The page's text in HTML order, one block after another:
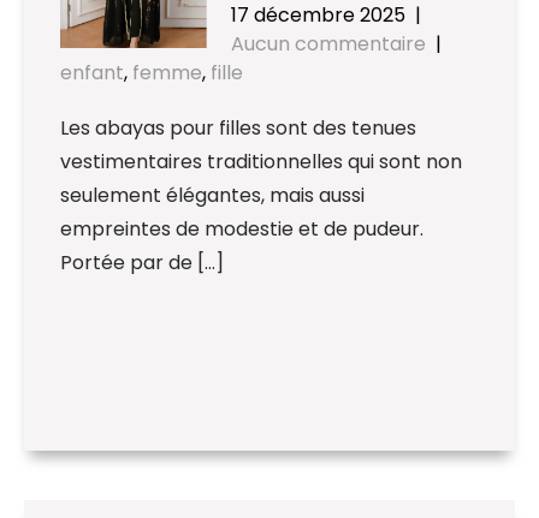
17 décembre 2025 |
Aucun commentaire |
enfant, femme, fille
Les abayas pour filles sont des tenues
vestimentaires traditionnelles qui sont non
seulement élégantes, mais aussi
empreintes de modestie et de pudeur.
Portée par de […]